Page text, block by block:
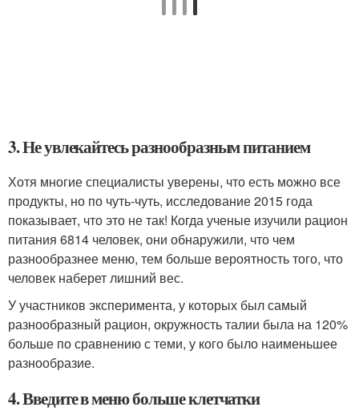
3. Не увлекайтесь разнообразным питанием
Хотя многие специалисты уверены, что есть можно все
продукты, но по чуть-чуть, исследование 2015 года
показывает, что это не так! Когда ученые изучили рацион
питания 6814 человек, они обнаружили, что чем
разнообразнее меню, тем больше вероятность того, что
человек наберет лишний вес.
У участников эксперимента, у которых был самый
разнообразный рацион, окружность талии была на 120%
больше по сравнению с теми, у кого было наименьшее
разнообразие.
4. Введите в меню больше клетчатки